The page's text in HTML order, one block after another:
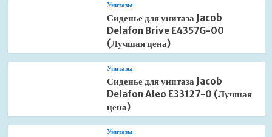
Унитазы
Сиденье для унитаза Jacob
Delafon Brive E4357G-00
(Лучшая цена)
Унитазы
Сиденье для унитаза Jacob
Delafon Aleo E33127-0 (Лучшая
цена)
Унитазы